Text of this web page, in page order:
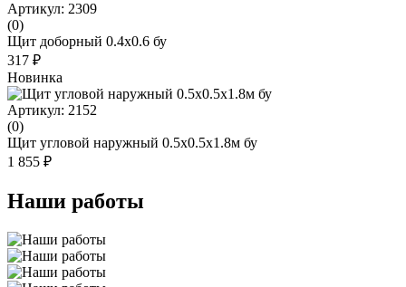
Артикул: 2309
(0)
Щит доборный 0.4x0.6 бу
317 ₽
Новинка
Артикул: 2152
(0)
Щит угловой наружный 0.5x0.5x1.8м бу
1 855 ₽
Наши работы